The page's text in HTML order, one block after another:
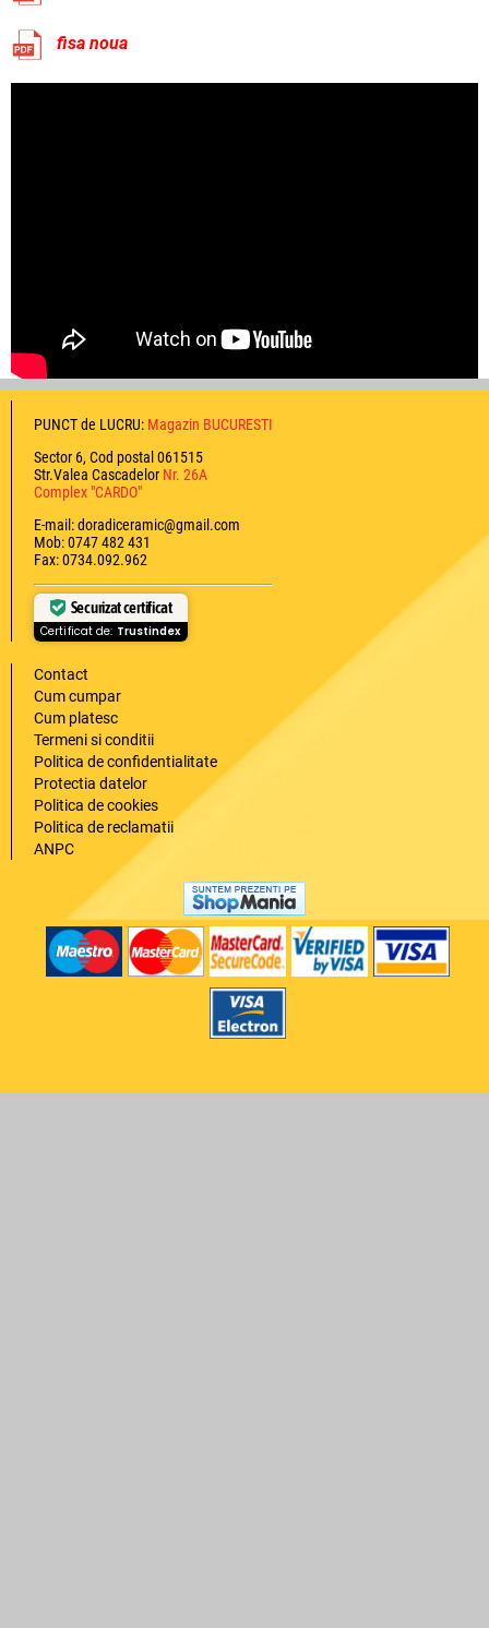
fisa noua
PUNCT de LUCRU: Magazin BUCURESTI
Sector 6, Cod postal 061515
Str.Valea Cascadelor Nr. 26A
Complex "CARDO"
E-mail: doradiceramic@gmail.com
Mob: 0747 482 431
Fax: 0734.092.962
Securizat certificat
Certificat de: Trustindex
Contact
Cum cumpar
Cum platesc
Termeni si conditii
Politica de confidentialitate
Protectia datelor
Politica de cookies
Politica de reclamatii
ANPC